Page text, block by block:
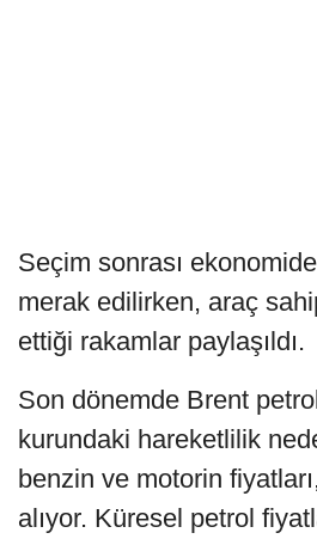
Seçim sonrası
merak edilirken, araç
ettiği rakamlar paylaşıldı.
Son dönemde Brent
kurundaki hareketlilik
benzin ve motorin
alıyor. Küresel petrol